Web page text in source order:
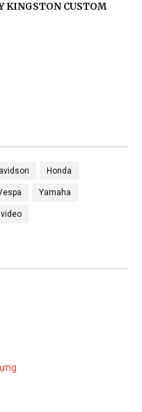
KINGSTON CUSTOM
Honda
Yamaha
video